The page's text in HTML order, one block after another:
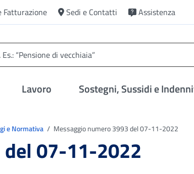
Fatturazione Sedi e Contatti
Assistenza
Lavoro Sostegni, Sussidi e
e Normativa Messaggio numero 3993 del 07-11-2022
07-11-2022